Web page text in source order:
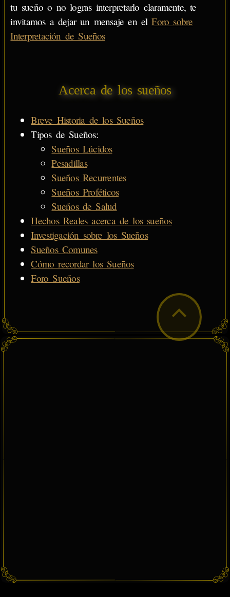
tu sueño o no logras interpretarlo claramente, te
invitamos a dejar un mensaje en elForo sobre
Interpretación de Sueños
Acerca de los sueños
Breve Historia de los Sueños
Tipos de Sueños:
Sueños Lúcidos
Pesadillas
Sueños Recurrentes
Sueños Proféticos
Sueños de Salud
Hechos Reales acerca de los sueños
Investigación sobre los Sueños
Sueños Comunes
Cómo recordar los Sueños
Foro Sueños